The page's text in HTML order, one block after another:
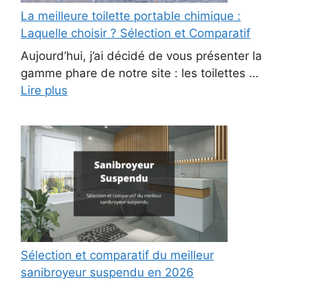
La meilleure toilette portable chimique :
Laquelle choisir ? Sélection et Comparatif
Aujourd’hui, j’ai décidé de vous présenter la
gamme phare de notre site : les toilettes …
Lire plus
Sélection et comparatif du meilleur
sanibroyeur suspendu en 2026